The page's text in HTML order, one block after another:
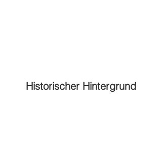
Historischer Hintergrund